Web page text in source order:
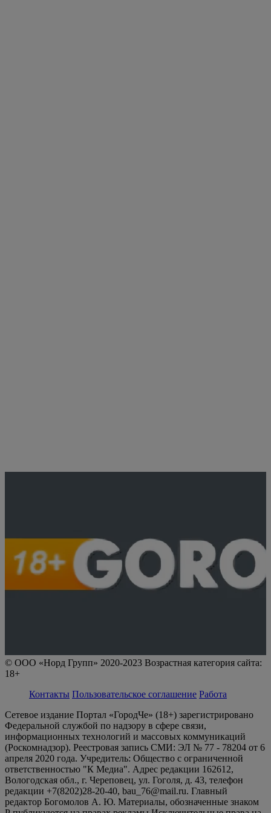
© ООО «Норд Групп» 2020-2023 Возрастная категория сайта:
18+
Контакты Пользовательское соглашение Работа
Сетевое издание Портал «ГородЧе» (18+) зарегистрировано
Федеральной службой по надзору в сфере связи,
информационных технологий и массовых коммуникаций
(Роскомнадзор). Реестровая запись СМИ: ЭЛ № 77 - 78204 от 6
апреля 2020 года. Учредитель: Общество с ограниченной
ответственностью "К Медиа". Адрес редакции 162612,
Вологодская обл., г. Череповец, ул. Гоголя, д. 43, телефон
редакции +7(8202)28-20-40, bau_76@mail.ru. Главный
редактор Богомолов А. Ю. Материалы, обозначенные знаком